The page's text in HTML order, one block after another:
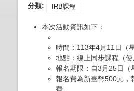
分類: IRB課程
本次活動資訊如下：
時間：113年4月11日（
地點：線上同步課程（使
報名期限：自3月25日（
報名費為新臺幣500元，
費。